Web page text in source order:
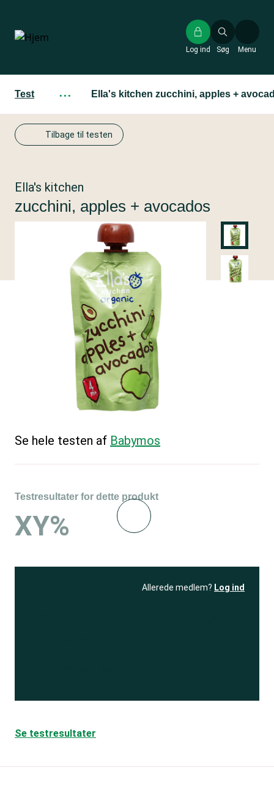
hovedindhold
Søg
Log ind Menu
Test ··· Ella's kitchen zucchini, apples +
Tilbage til testen
Ella's kitchen
zucchini, apples + avocados
Se hele testen af Babymos
Testresultater for dette produkt
XY%
Allerede medlem? Log ind
Se testresultater